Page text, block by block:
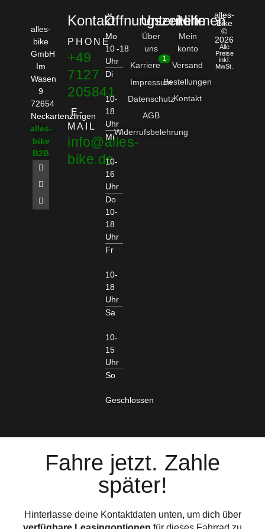
alles-
bike
GmbH
Im
Wasen
9
72654
Neckartenzlingen
alles-
bike
B2B
Kontakt
PHONE
+49
7127
205841
E-
MAIL
info@alles-
bike.de
Öffnungszeiten
Mo
10 -18
Uhr
Di
10-
18
Uhr
Mi
10-
16
Uhr
Do
10-
18
Uhr
Fr
10-
18
Uhr
Sa
10-
15
Uhr
So
Geschlossen
Unternehmen
Über
uns
Karriere
1
Impressum
Datenschutz
AGB
Widerrufsbelehrung
Hilfe
Mein
konto
Versand
Bestellungen
Kontakt
alles-
Bike
©
2026
Alle
Preise
inkl.
MwSt.
Fahre jetzt. Zahle
später!
Hinterlasse deine Kontaktdaten unten, um dich über